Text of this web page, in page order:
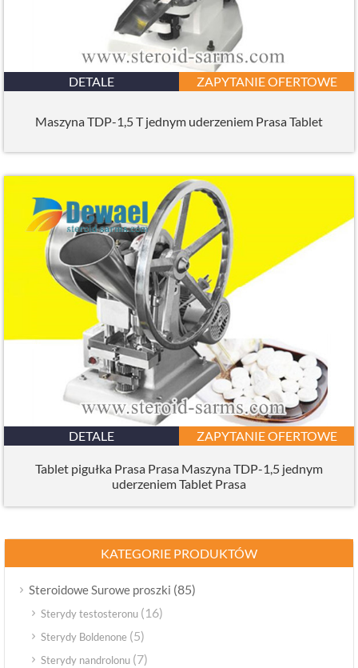
DETALE ZAPYTANIE OFERTOWE
Maszyna TDP-1,5 T jednym uderzeniem Prasa Tablet
DETALE ZAPYTANIE OFERTOWE
Tablet pigułka Prasa Prasa Maszyna TDP-1,5 jednym
uderzeniem Tablet Prasa
KATEGORIE PRODUKTÓW
Steroidowe Surowe proszki (85)
Sterydy testosteronu (16)
Sterydy Boldenone (5)
Sterydy nandrolonu (7)